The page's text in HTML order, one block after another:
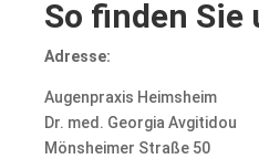
So finden Sie
Adresse:
Augenpraxis Heimsheim
Dr. med. Georgia Avgitidou
Mönsheimer Straße 50